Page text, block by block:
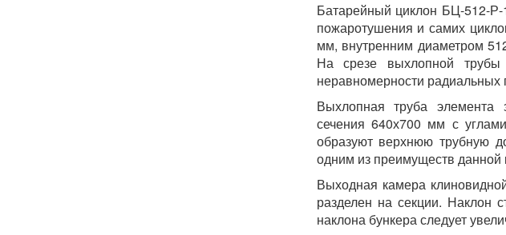
Батарейный циклон БЦ-512-Р-
пожаротушения и самих
мм, внутренним диаметром
На срезе выхлопной трубы
неравномерности радиальных
Выхлопная труба элемента
сечения 640х700 мм с
образуют верхнюю трубную
одним из преимуществ данной
Выходная камера
разделен на секции. Наклон
наклона бункера следует